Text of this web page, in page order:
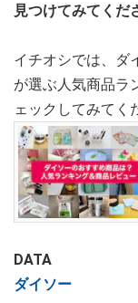
見つけてみてくだ
イチオシでは、ダ
が選ぶ人気商品ラ
ェックしてみてく
DATA
ダイソー